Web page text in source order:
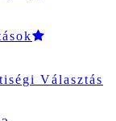
Választás